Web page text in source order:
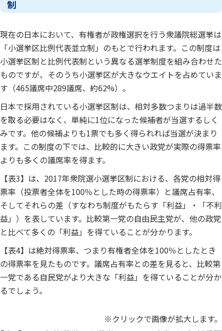
制
現在の日本において、有権者が政権選択を行う衆議院総選挙は
「小選挙区比例代表並立制」のもとで行われます。この制度は
小選挙区制と比例代表制という異なる選挙制度を組み合わせた
ものですが、そのうち小選挙区が大きなウエイトを占めていま
す（465議席中289議席、約62%）。
日本で採用されている小選挙区制は、相対多数つまりは過半数
を取る必要はなく、単純に1位になった候補者が当選するしく
みです。他の候補よりも1票でも多く得られれば当選が決まり
ます。この制度の下では、比較的に大きい政党が実際の得票率
よりも多くの議席率を得ます。
【表3】は、2017年衆院選小選挙区制における、各党の相対得
票率（投票者全体を100％とした時の得票率）と議席占有率、
そしてそれらの差（すなわち制度がもたらす「利益」・「不利
益」）を表しています。比較第一党の自由民主党が、他の政党
と比べて多くの「利益」を得ていることが分かります。
【表4】は絶対得票率、つまり有権者全体を100％としたとき
の得票率を見たものです。議席占有率との差を見ると、比較第
一党である自民党がより大きな「利益」を得ていることが分か
るでしょう。
※クリックで画像が拡大します。